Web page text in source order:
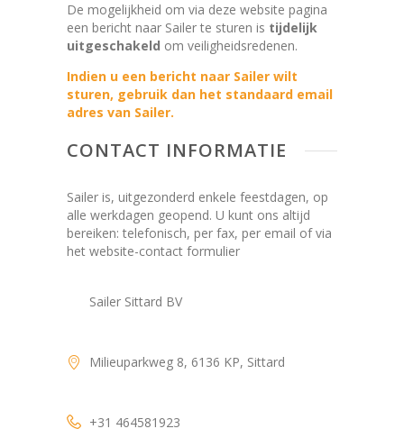
De mogelijkheid om via deze website pagina
een bericht naar Sailer te sturen is tijdelijk
uitgeschakeld om veiligheidsredenen.
Indien u een bericht naar Sailer wilt
sturen, gebruik dan het standaard email
adres van Sailer.
CONTACT INFORMATIE
Sailer is, uitgezonderd enkele feestdagen, op
alle werkdagen geopend. U kunt ons altijd
bereiken: telefonisch, per fax, per email of via
het website-contact formulier
Sailer Sittard BV
Milieuparkweg 8, 6136 KP, Sittard
+31 464581923